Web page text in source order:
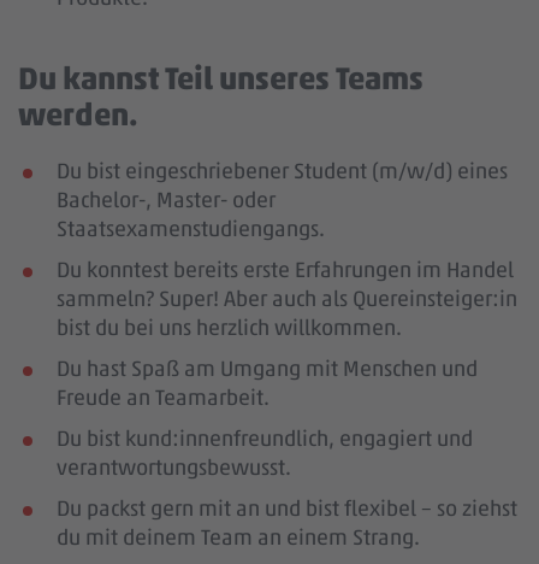
Du kannst Teil unseres Teams
werden.
Du bist eingeschriebener Student (m/w/d) eines
Bachelor-, Master- oder
Staatsexamenstudiengangs.
Du konntest bereits erste Erfahrungen im Handel
sammeln? Super! Aber auch als Quereinsteiger:in
bist du bei uns herzlich willkommen.
Du hast Spaß am Umgang mit Menschen und
Freude an Teamarbeit.
Du bist kund:innenfreundlich, engagiert und
verantwortungsbewusst.
Du packst gern mit an und bist flexibel – so ziehst
du mit deinem Team an einem Strang.